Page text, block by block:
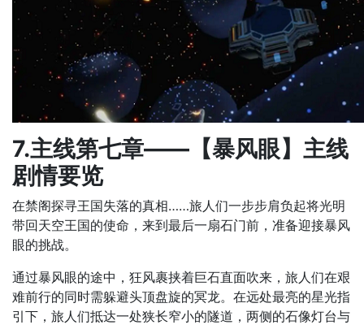
7.主线第七章——【暴风眼】主线
剧情要览
在禁阁探寻王国失落的真相……旅人们一步步肩负起将光明
带回天空王国的使命，来到最后一扇石门前，准备迎接暴风
眼的挑战。
通过暴风眼的途中，狂风裹挟着巨石直面吹来，旅人们在艰
难前行的同时需躲避头顶盘旋的冥龙。在远处最亮的星光指
引下，旅人们抵达一处狭长窄小的隧道，两侧的石像灯台与